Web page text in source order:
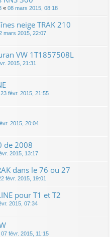
« 08 mars 2015, 08:18
neige TRAK 210
mars 2015, 22:07
VW 1T1857508L
2015, 21:31
23 févr. 2015, 21:55
2015, 20:04
de 2008
2015, 13:17
dans le 76 ou 27
févr. 2015, 19:01
pour T1 et T2
2015, 07:34
07 févr. 2015, 11:15